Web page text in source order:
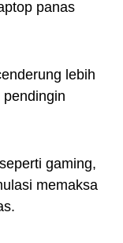
panas
lebih
gaming,
memaksa